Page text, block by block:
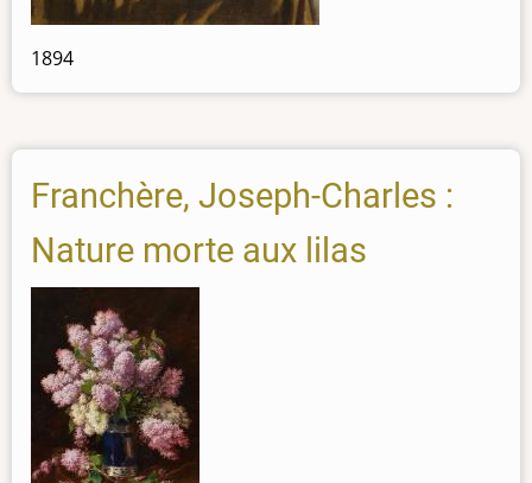
1894
Franchère, Joseph-Charles :
Nature morte aux lilas